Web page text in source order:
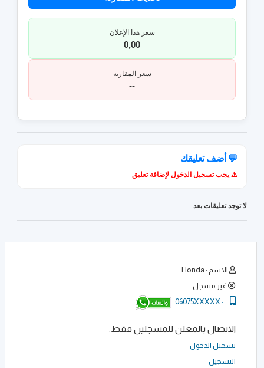
سعر هذا الإعلان
0,00
سعر المقارنة
--
💬 أضف تعليقك
⚠️ يجب تسجيل الدخول لإضافة تعليق
لا توجد تعليقات بعد
الاسم : Honda
غير مسجل
:
06075XXXXX
الاتصال بالمعلن للمسجلين فقط.
تسجيل الدخول
التسجيل